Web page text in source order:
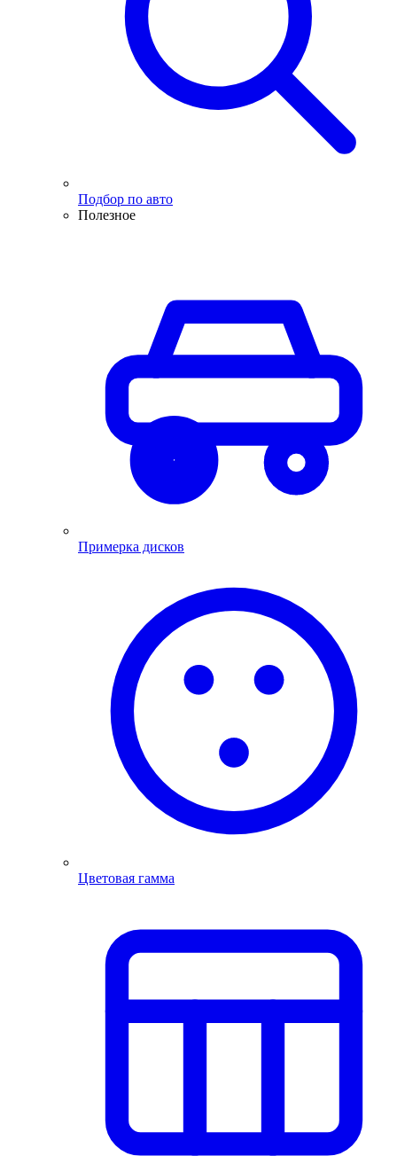
Подбор по авто
Полезное
Примерка дисков
Цветовая гамма